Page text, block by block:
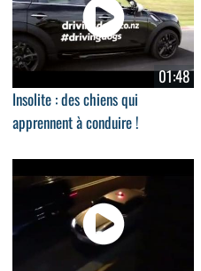
01:48
Insolite : des chiens qui
apprennent à conduire !